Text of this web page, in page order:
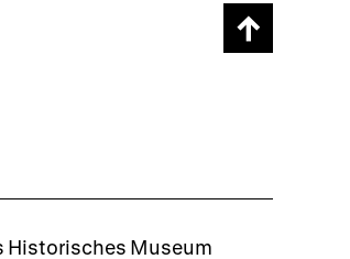
Scroll
page
Historisches Museum